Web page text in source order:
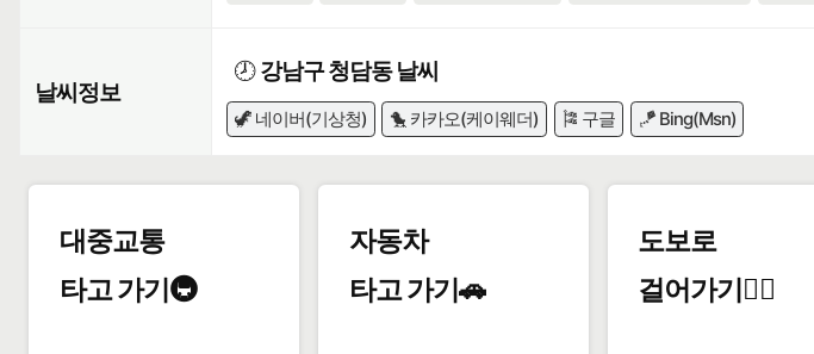
날씨정보
🕗강남구 청담동 날씨
🦖 네이버(기상청) 🐤 카카오(케이웨더) 🎏 구글 🪁 Bing(Msn)
대중교통
타고 가기🚇
자동차
타고 가기🚗
도보로
걸어가기🚶‍♂️